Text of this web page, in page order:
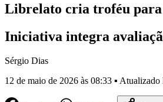
Librelato cria troféu para
Iniciativa integra
Sérgio Dias
12 de maio de 2026 às 08:33 ▪ Atualizado